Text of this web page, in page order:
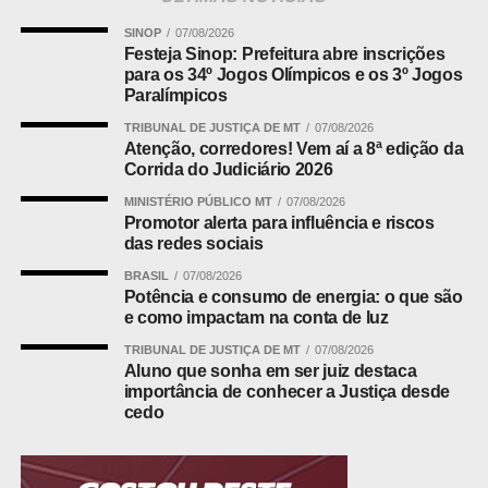
motocicleta enquanto o comparsa efetuava os disparos
contra a vítima. Segundo ele, a execução foi determinada
por uma facção criminosa como forma de quitar uma
dívida. A pistola .380 apreendida com o menor estava
carregada com cinco munições.
ADVERTISEMENT
Outras equipes foram até o local do crime e encontraram
a vítima, que chegou a ser socorrida, mas não resistiu aos
Leia Também: Polícia Civil captura
homem de 37 anos em Reserva do
SINOP 07/08/2026
Festeja Sinop: Prefeitura abre inscrições
para os 34º Jogos Olímpicos e os 3º Jogos
Paralímpicos
TRIBUNAL DE JUSTIÇA DE MT 07/08/2026
Atenção, corredores! Vem aí a 8ª edição da
Corrida do Judiciário 2026
MINISTÉRIO PÚBLICO MT 07/08/2026
Promotor alerta para influência e riscos
das redes sociais
BRASIL 07/08/2026
Potência e consumo de energia: o que são
e como impactam na conta de luz
TRIBUNAL DE JUSTIÇA DE MT 07/08/2026
Aluno que sonha em ser juiz destaca
importância de conhecer a Justiça desde
cedo